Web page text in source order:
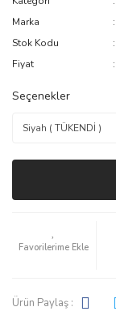
Marka
Stok Kodu
Fiyat
Seçenekler
Ürün Paylaş :